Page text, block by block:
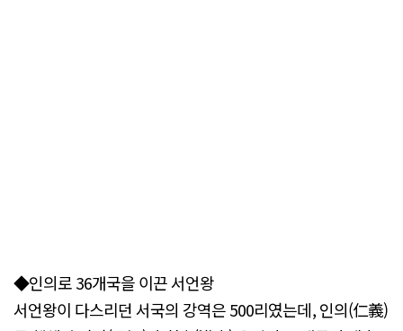
◆인의로 36개국을 이끈 서언왕
서언왕이 다스리던 서국의 강역은 500리였는데, 인의(仁義)